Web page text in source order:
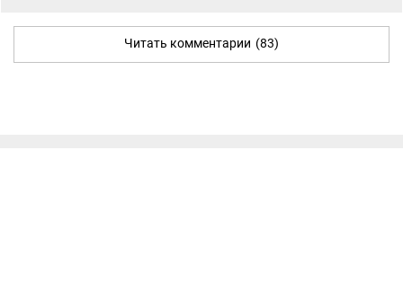
Читать комментарии (83)